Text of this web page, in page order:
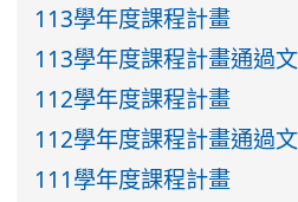
113學年度課程計畫
113學年度課程計畫通過
112學年度課程計畫
112學年度課程計畫通過
111學年度課程計畫